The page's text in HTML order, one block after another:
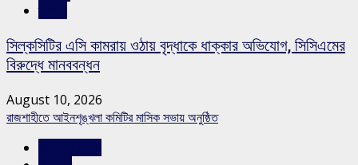
সিল্কসিটির এসি কামরায় ওঠায় বৃদ্ধাকে ধাক্কার অভিযোগ, সিসিএমের
বিরুদ্ধে মানববন্ধন
August 10, 2026
রাজশাহীতে আইনশৃঙ্খলা কমিটির মাসিক সভায় অনুষ্ঠিত